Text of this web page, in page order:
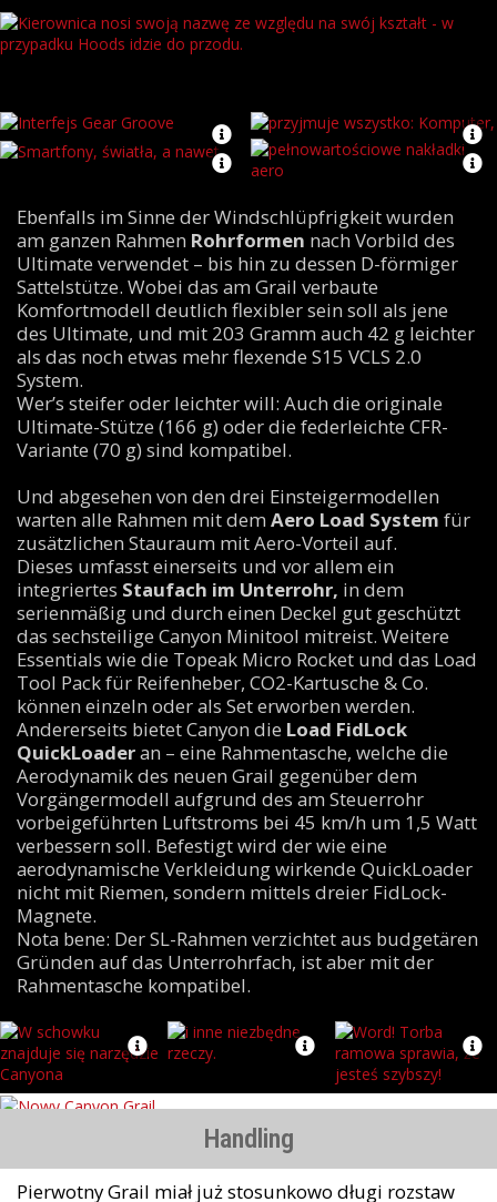
Ebenfalls im Sinne der Windschlüpfrigkeit wurden
am ganzen Rahmen Rohrformen nach Vorbild des
Ultimate verwendet – bis hin zu dessen D-förmiger
Sattelstütze. Wobei das am Grail verbaute
Komfortmodell deutlich flexibler sein soll als jene
des Ultimate, und mit 203 Gramm auch 42 g leichter
als das noch etwas mehr flexende S15 VCLS 2.0
System.
Wer’s steifer oder leichter will: Auch die originale
Ultimate-Stütze (166 g) oder die federleichte CFR-
Variante (70 g) sind kompatibel.
Und abgesehen von den drei Einsteigermodellen
warten alle Rahmen mit dem Aero Load System für
zusätzlichen Stauraum mit Aero-Vorteil auf.
Dieses umfasst einerseits und vor allem ein
integriertes Staufach im Unterrohr, in dem
serienmäßig und durch einen Deckel gut geschützt
das sechsteilige Canyon Minitool mitreist. Weitere
Essentials wie die Topeak Micro Rocket und das Load
Tool Pack für Reifenheber, CO2-Kartusche & Co.
können einzeln oder als Set erworben werden.
Andererseits bietet Canyon die Load FidLock
QuickLoaderan – eine Rahmentasche, welche die
Aerodynamik des neuen Grail gegenüber dem
Vorgängermodell aufgrund des am Steuerrohr
vorbeigeführten Luftstroms bei 45 km/h um 1,5 Watt
verbessern soll. Befestigt wird der wie eine
aerodynamische Verkleidung wirkende QuickLoader
nicht mit Riemen, sondern mittels dreier FidLock-
Magnete.
Nota bene: Der SL-Rahmen verzichtet aus budgetären
Gründen auf das Unterrohrfach, ist aber mit der
Rahmentasche kompatibel.
Handling
Pierwotny Grail miał już stosunkowo długi rozstaw